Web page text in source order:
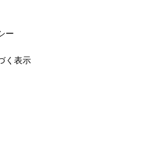
ー
く表示